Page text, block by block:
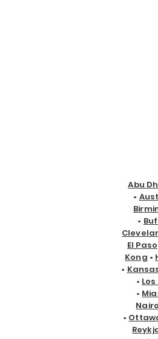
Abu
•
•
El Paso
Kong •
•
•
•
•